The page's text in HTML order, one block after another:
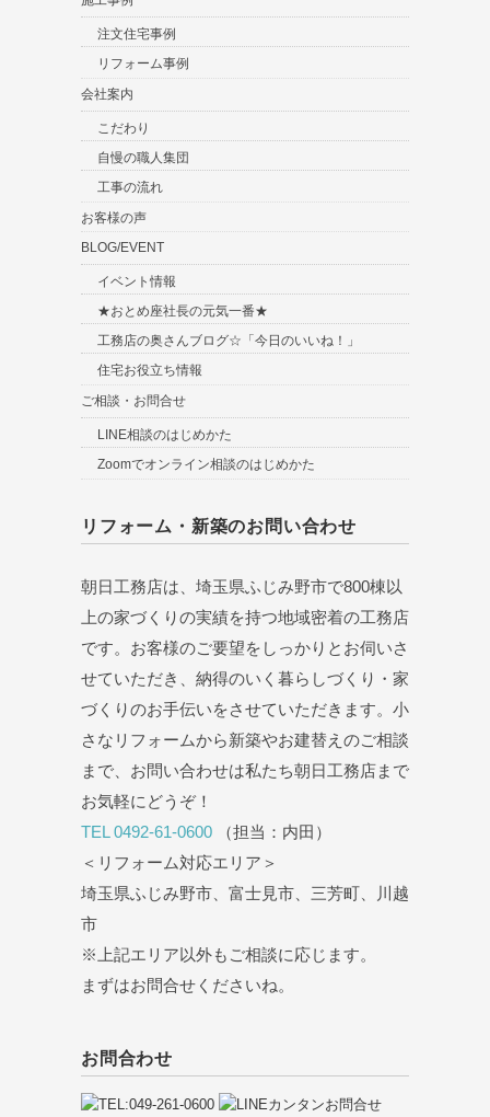
注文住宅事例
リフォーム事例
会社案内
こだわり
自慢の職人集団
工事の流れ
お客様の声
BLOG/EVENT
イベント情報
★おとめ座社長の元気一番★
工務店の奥さんブログ☆「今日のいいね！」
住宅お役立ち情報
ご相談・お問合せ
LINE相談のはじめかた
Zoomでオンライン相談のはじめかた
リフォーム・新築のお問い合わせ
朝日工務店は、埼玉県ふじみ野市で800棟以
上の家づくりの実績を持つ地域密着の工務店
です。お客様のご要望をしっかりとお伺いさ
せていただき、納得のいく暮らしづくり・家
づくりのお手伝いをさせていただきます。小
さなリフォームから新築やお建替えのご相談
まで、お問い合わせは私たち朝日工務店まで
お気軽にどうぞ！
TEL 0492-61-0600 （担当：内田）
＜リフォーム対応エリア＞
埼玉県ふじみ野市、富士見市、三芳町、川越
市
※上記エリア以外もご相談に応じます。
まずはお問合せくださいね。
お問合わせ